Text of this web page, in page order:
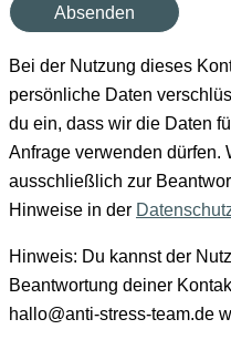
Absenden
Bei der Nutzung dieses
persönliche Daten
du ein, dass wir die Daten
Anfrage verwenden dürfen.
ausschließlich zur
Hinweise in der
Hinweis: Du kannst der
Beantwortung deiner
hallo@anti-stress-team.de